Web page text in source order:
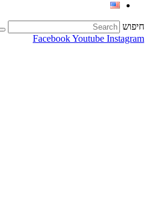
חיפוש
FacebookYoutube Instagram